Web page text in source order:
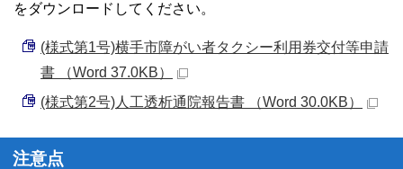
をダウンロードしてください。
(様式第1号)横手市障がい者タクシー利用券交付等申請
書 （Word 37.0KB）
(様式第2号)人工透析通院報告書 （Word 30.0KB）
注意点